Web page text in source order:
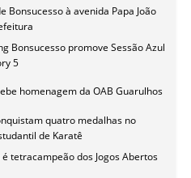
Bonsucesso à avenida Papa João
Bonsucesso promove Sessão Azul
5
homenagem da OAB Guarulhos
quatro medalhas no
de Karatê
tetracampeão dos Jogos Abertos